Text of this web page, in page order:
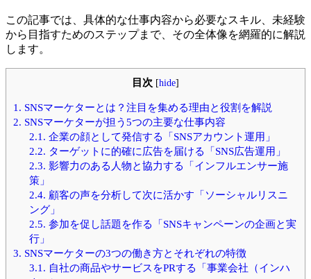
この記事では、具体的な仕事内容から必要なスキル、未経験
から目指すためのステップまで、その全体像を網羅的に解説
します。
目次 [hide]
1. SNSマーケターとは？注目を集める理由と役割を解説
2. SNSマーケターが担う5つの主要な仕事内容
2.1. 企業の顔として発信する「SNSアカウント運用」
2.2. ターゲットに的確に広告を届ける「SNS広告運用」
2.3. 影響力のある人物と協力する「インフルエンサー施
策」
2.4. 顧客の声を分析して次に活かす「ソーシャルリスニ
ング」
2.5. 参加を促し話題を作る「SNSキャンペーンの企画と実
行」
3. SNSマーケターの3つの働き方とそれぞれの特徴
3.1. 自社の商品やサービスをPRする「事業会社（インハ